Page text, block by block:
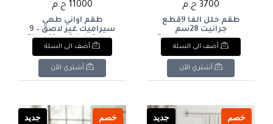
3700 ج.م
طقم حلل الفا 9قطع
جرانيت 28سم
بالجريلةمن دريمDream
Alpha 9-piece granite
cookware set, 28cm, with
grill
أضف الى السلة
أشتري الآن
11000 ج.م
طقم أواني طهي
سيراميك غير لاصق – 9
قطع 9-Piece Non-Stick
Ceramic Cookware Set
أضف الى السلة
أشتري الآن
خصم جديد خصم جديد